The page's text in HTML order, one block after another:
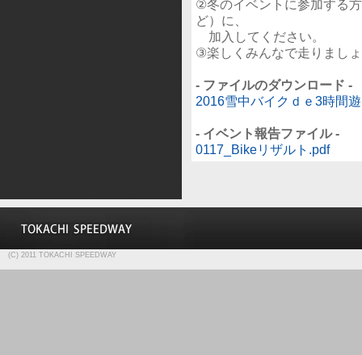
②冬のイベントに参加する
ど）に、
加入してください。
③楽しくみんなで走りまし
- ファイルのダウンロード -
2016雪中バイクｄｅ3時間
- イベント報告ファイル -
0117_Bikeリザルト.pdf
(C) 2011 TOKACHI SPEEDWAY